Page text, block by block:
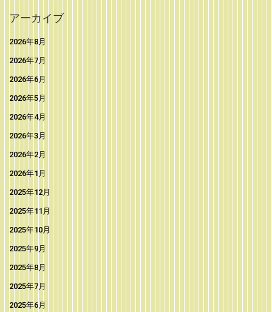
アーカイブ
2026年8月
2026年7月
2026年6月
2026年5月
2026年4月
2026年3月
2026年2月
2026年1月
2025年12月
2025年11月
2025年10月
2025年9月
2025年8月
2025年7月
2025年6月